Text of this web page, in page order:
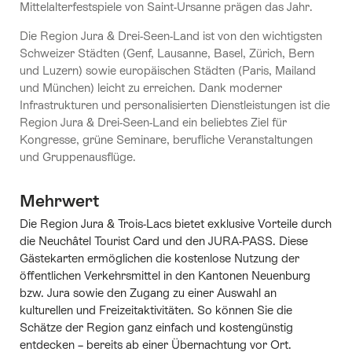
Mittelalterfestspiele von Saint-Ursanne prägen das Jahr.
Die Region Jura & Drei-Seen-Land ist von den wichtigsten
Schweizer Städten (Genf, Lausanne, Basel, Zürich, Bern
und Luzern) sowie europäischen Städten (Paris, Mailand
und München) leicht zu erreichen. Dank moderner
Infrastrukturen und personalisierten Dienstleistungen ist die
Region Jura & Drei-Seen-Land ein beliebtes Ziel für
Kongresse, grüne Seminare, berufliche Veranstaltungen
und Gruppenausflüge.
Mehrwert
Die Region Jura & Trois-Lacs bietet exklusive Vorteile durch
die Neuchâtel Tourist Card und den JURA-PASS. Diese
Gästekarten ermöglichen die kostenlose Nutzung der
öffentlichen Verkehrsmittel in den Kantonen Neuenburg
bzw. Jura sowie den Zugang zu einer Auswahl an
kulturellen und Freizeitaktivitäten. So können Sie die
Schätze der Region ganz einfach und kostengünstig
entdecken – bereits ab einer Übernachtung vor Ort.